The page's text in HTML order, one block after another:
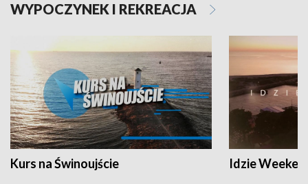
WYPOCZYNEK I REKREACJA
Kurs na Świnoujście Idzie